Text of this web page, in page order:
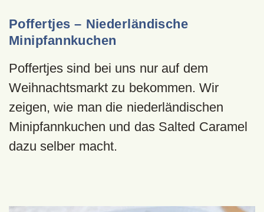
Poffertjes – Niederländische
Minipfannkuchen
Poffertjes sind bei uns nur auf dem
Weihnachtsmarkt zu bekommen. Wir
zeigen, wie man die niederländischen
Minipfannkuchen und das Salted Caramel
dazu selber macht.